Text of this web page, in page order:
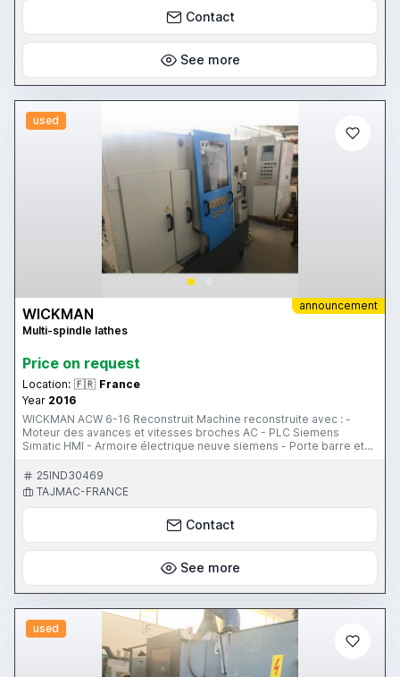
Contact
See more
used
announcement
WICKMAN
Multi-spindle lathes
Price on request
Location: 🇫🇷 France
Year 2016
WICKMAN ACW 6-16 Reconstruit Machine reconstruite avec : -
Moteur des avances et vitesses broches AC - PLC Siemens
Simatic HMI - Armoire électrique neuve siemens - Porte barre et
son support - 6 tubes d'avance - 6 tubes de serrage -
Appareillages en option - Machine au normes CE
25IND30469
TAJMAC-FRANCE
Contact
See more
used